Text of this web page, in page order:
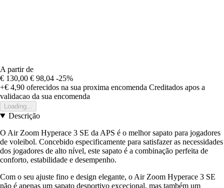
A partir de
€ 130,00 € 98,04 -25%
+€ 4,90 oferecidos na sua proxima encomenda Creditados apos a
validacao da sua encomenda
Loading...
Descrição
O Air Zoom Hyperace 3 SE da APS é o melhor sapato para jogadores
de voleibol. Concebido especificamente para satisfazer as necessidades
dos jogadores de alto nível, este sapato é a combinação perfeita de
conforto, estabilidade e desempenho.
Com o seu ajuste fino e design elegante, o Air Zoom Hyperace 3 SE
não é apenas um sapato desportivo excecional, mas também um